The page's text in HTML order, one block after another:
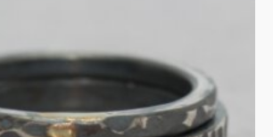
in gezwart
met 14ct goud